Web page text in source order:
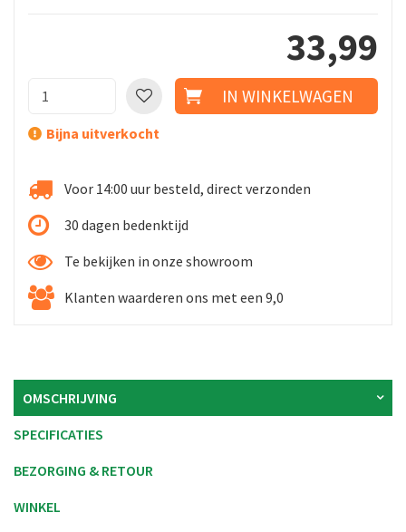
33,99
Bijna uitverkocht
Voor 14:00 uur besteld, direct verzonden
30 dagen bedenktijd
Te bekijken in onze showroom
Klanten waarderen ons met een 9,0
OMSCHRIJVING
SPECIFICATIES
BEZORGING & RETOUR
WINKEL